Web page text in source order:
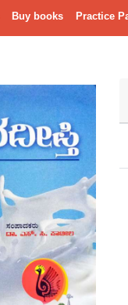
Buy books Practice